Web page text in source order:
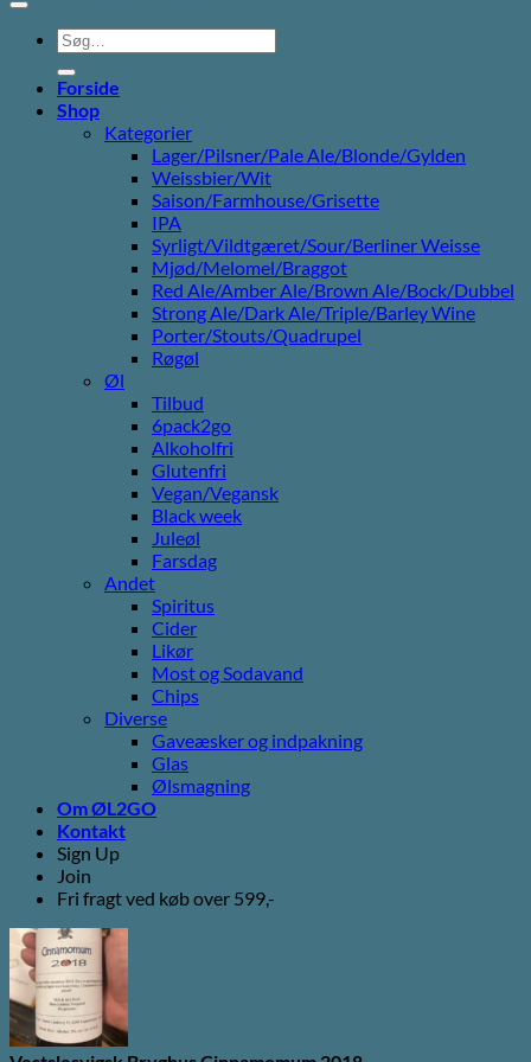
Søg
efter:
Forside
Shop
Kategorier
Lager/Pilsner/Pale Ale/Blonde/Gylden
Weissbier/Wit
Saison/Farmhouse/Grisette
IPA
Syrligt/Vildtgæret/Sour/Berliner Weisse
Mjød/Melomel/Braggot
Red Ale/Amber Ale/Brown Ale/Bock/Dubbel
Strong Ale/Dark Ale/Triple/Barley Wine
Porter/Stouts/Quadrupel
Røgøl
Øl
Tilbud
6pack2go
Alkoholfri
Glutenfri
Vegan/Vegansk
Black week
Juleøl
Farsdag
Andet
Spiritus
Cider
Likør
Most og Sodavand
Chips
Diverse
Gaveæsker og indpakning
Glas
Ølsmagning
Om ØL2GO
Kontakt
Sign Up
Join
Fri fragt ved køb over 599,-